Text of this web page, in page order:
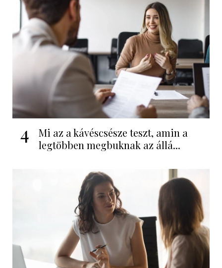
4
Mi az a kávéscsésze teszt, amin a
legtöbben megbuknak az állá...